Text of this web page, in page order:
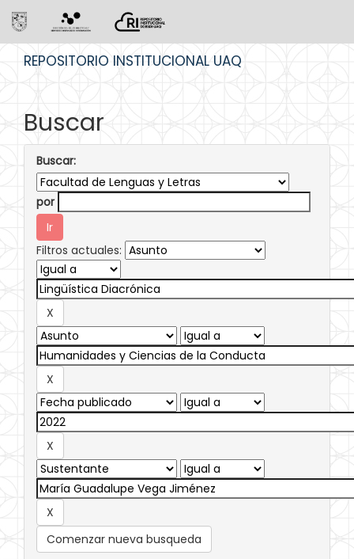
REPOSITORIO INSTITUCIONAL UAQ
Buscar
Buscar:
por
Filtros actuales:
Comenzar nueva busqueda